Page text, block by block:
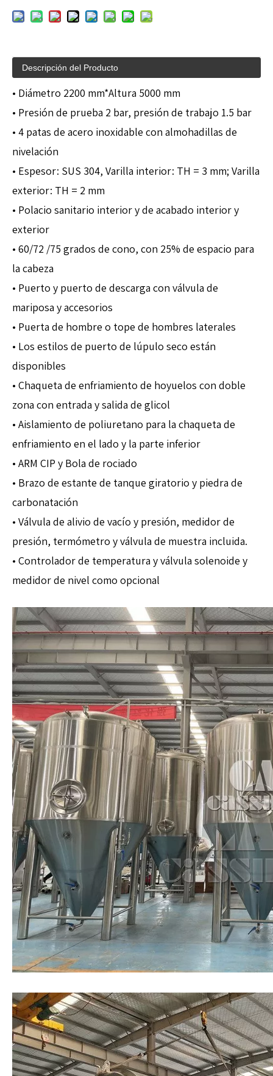
Descripción del Producto
• Diámetro 2200 mm*Altura 5000 mm
• Presión de prueba 2 bar, presión de trabajo 1.5 bar
• 4 patas de acero inoxidable con almohadillas de
nivelación
• Espesor: SUS 304, Varilla interior: TH = 3 mm; Varilla
exterior: TH = 2 mm
• Polacio sanitario interior y de acabado interior y
exterior
• 60/72 /75 grados de cono, con 25% de espacio para
la cabeza
• Puerto y puerto de descarga con válvula de
mariposa y accesorios
• Puerta de hombre o tope de hombres laterales
• Los estilos de puerto de lúpulo seco están
disponibles
• Chaqueta de enfriamiento de hoyuelos con doble
zona con entrada y salida de glicol
• Aislamiento de poliuretano para la chaqueta de
enfriamiento en el lado y la parte inferior
• ARM CIP y Bola de rociado
• Brazo de estante de tanque giratorio y piedra de
carbonatación
• Válvula de alivio de vacío y presión, medidor de
presión, termómetro y válvula de muestra incluida.
• Controlador de temperatura y válvula solenoide y
medidor de nivel como opcional